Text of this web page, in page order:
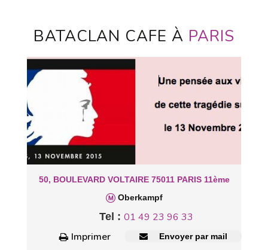
BATACLAN CAFE À PARIS
50, BOULEVARD VOLTAIRE 75011 PARIS 11ème
Oberkampf
Tel : 01 49 23 96 33
Imprimer
Envoyer par mail